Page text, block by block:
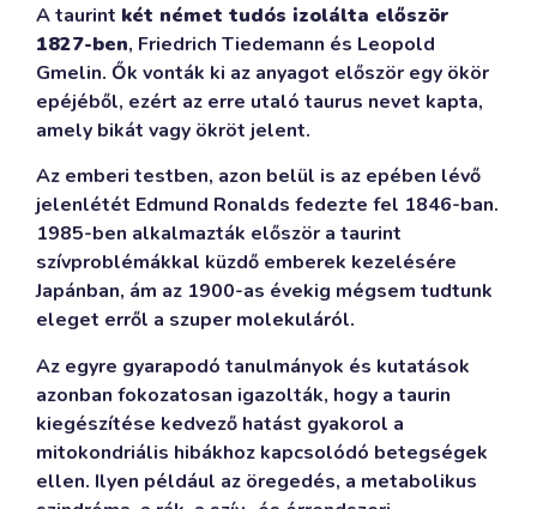
A taurint két német tudós izolálta először
1827-ben, Friedrich Tiedemann és Leopold
Gmelin. Ők vonták ki az anyagot először egy ökör
epéjéből, ezért az erre utaló taurus nevet kapta,
amely bikát vagy ökröt jelent.
Az emberi testben, azon belül is az epében lévő
jelenlétét Edmund Ronalds fedezte fel 1846-ban.
1985-ben alkalmazták először a taurint
szívproblémákkal küzdő emberek kezelésére
Japánban, ám az 1900-as évekig mégsem tudtunk
eleget erről a szuper molekuláról.
Az egyre gyarapodó tanulmányok és kutatások
azonban fokozatosan igazolták, hogy a taurin
kiegészítése kedvező hatást gyakorol a
mitokondriális hibákhoz kapcsolódó betegségek
ellen. Ilyen például az öregedés, a metabolikus